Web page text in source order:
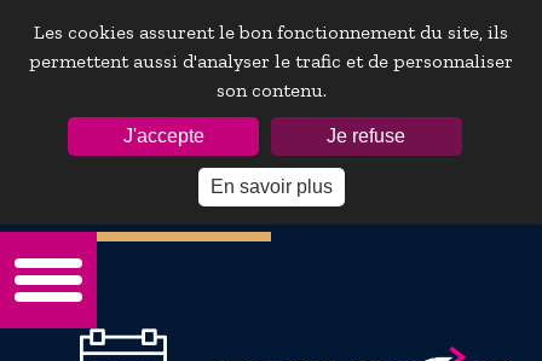
Les cookies assurent le bon fonctionnement du site, ils
permettent aussi d'analyser le trafic et de personnaliser
son contenu.
J'accepte Je refuse
En savoir plus
Mot de passe oublie ?